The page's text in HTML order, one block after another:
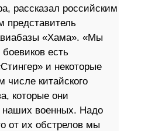
рассказал российским
представитель
«Хама». «Мы
есть
и некоторые
числе китайского
которые они
наших военных. Надо
от их обстрелов мы